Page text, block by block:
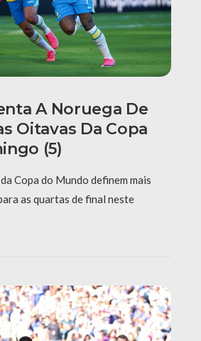
A Noruega De
Oitavas Da Copa
(5)
Copa do Mundo definem mais
as quartas de final neste